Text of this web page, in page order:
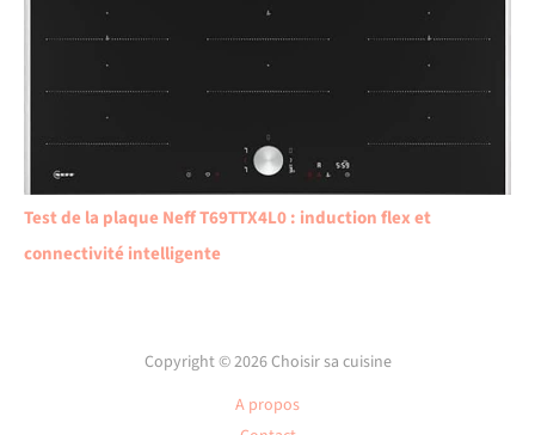
Test de la plaque Neff T69TTX4L0 : induction flex et
connectivité intelligente
Copyright © 2026 Choisir sa cuisine
A propos